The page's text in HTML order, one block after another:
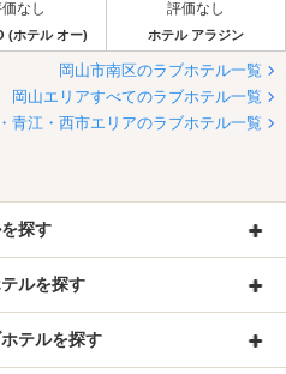
なし
(ホテル オー)
評価なし
ホテル アラジン
岡山市南区のラブホテル一覧
岡山エリアすべてのラブホテル一覧
青江・西市エリアのラブホテル一覧
探す
ルを探す
テルを探す